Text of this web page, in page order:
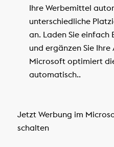
Ihre Werbemittel
unterschiedliche
an. Laden Sie einfach
und ergänzen Sie
Microsoft optimiert
automatisch..
Jetzt Werbung im
schalten